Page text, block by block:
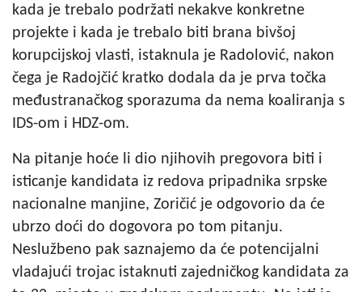
kada je trebalo podržati nekakve konkretne
projekte i kada je trebalo biti brana bivšoj
korupcijskoj vlasti, istaknula je Radolović, nakon
čega je Radojčić kratko dodala da je prva točka
međustranačkog sporazuma da nema koaliranja s
IDS-om i HDZ-om.
Na pitanje hoće li dio njihovih pregovora biti i
isticanje kandidata iz redova pripadnika srpske
nacionalne manjine, Zoričić je odgovorio da će
ubrzo doći do dogovora po tom pitanju.
Neslužbeno pak saznajemo da će potencijalni
vladajući trojac istaknuti zajedničkog kandidata za